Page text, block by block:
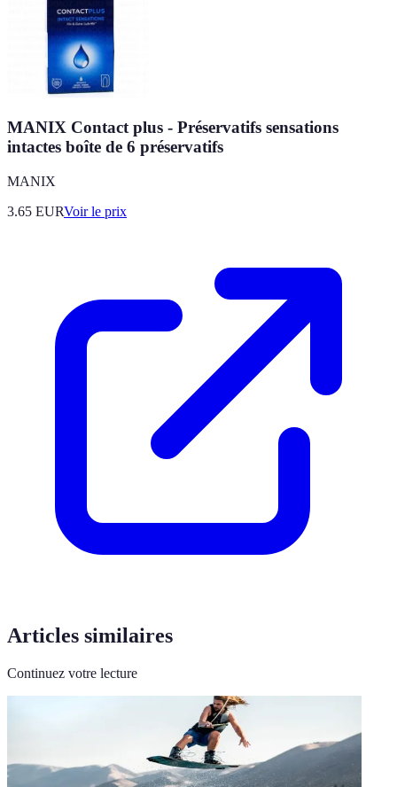
MANIX Contact plus - Préservatifs sensations
intactes boîte de 6 préservatifs
MANIX
3.65 EURVoir le prix
Articles similaires
Continuez votre lecture